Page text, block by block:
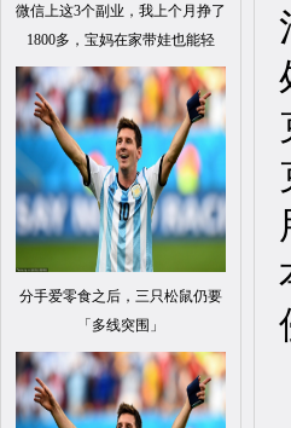
微信上这3个副业，我上个月挣了
1800多，宝妈在家带娃也能轻
分手爱零食之后，三只松鼠仍要
「多线突围」